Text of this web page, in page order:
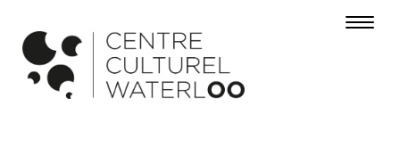
Toggle